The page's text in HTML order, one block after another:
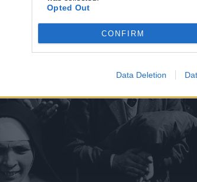
Opted Out
CONFIRM
Data Deletion